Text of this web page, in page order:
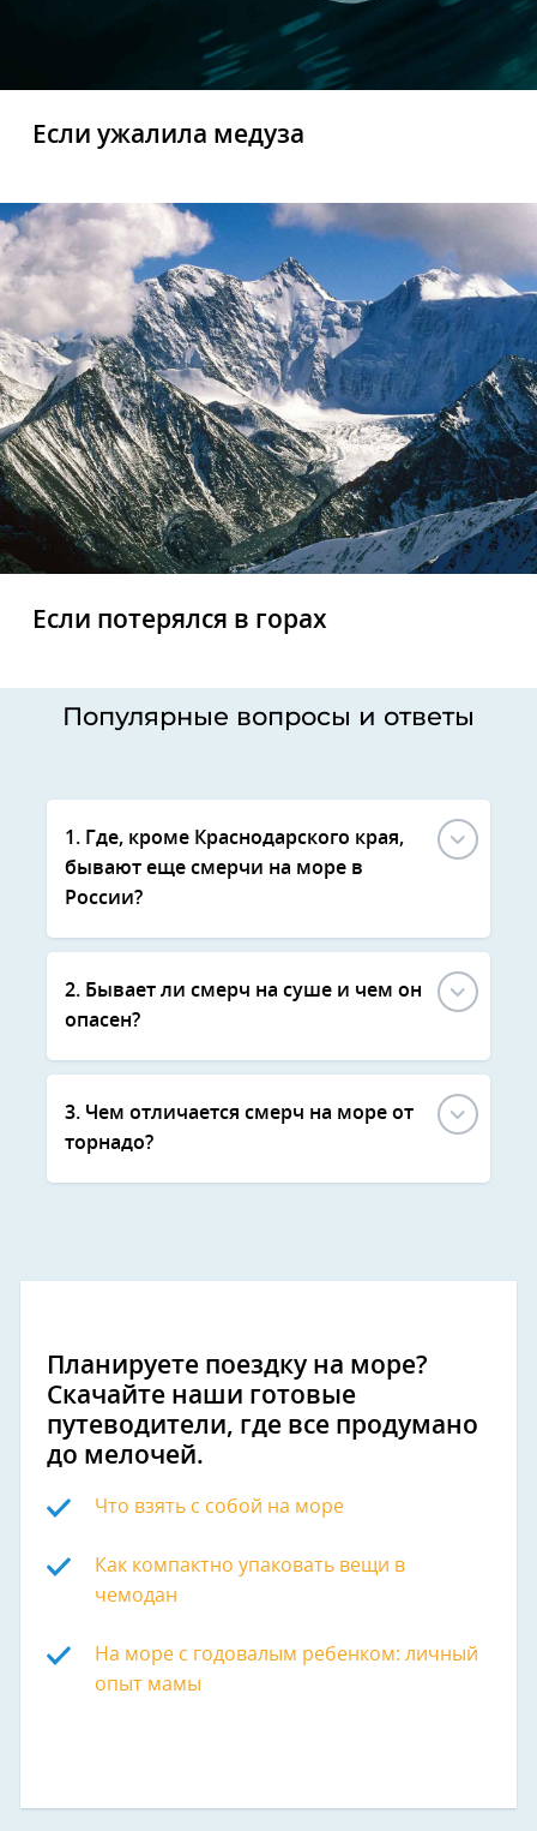
Если ужалила медуза
Если потерялся в горах
Популярные вопросы и ответы
1. Где, кроме Краснодарского края,
бывают еще смерчи на море в
России?
2. Бывает ли смерч на суше и чем он
опасен?
3. Чем отличается смерч на море от
торнадо?
Планируете поездку на море?
Скачайте наши готовые
путеводители, где все продумано
до мелочей.
Что взять с собой на море
Как компактно упаковать вещи в
чемодан
На море с годовалым ребенком: личный
опыт мамы